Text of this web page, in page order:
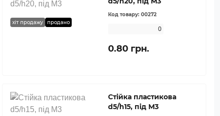
хіт продажу продано
Код товару: 00272
0
0.80 грн.
Стійка пластикова
d5/h15, під М3